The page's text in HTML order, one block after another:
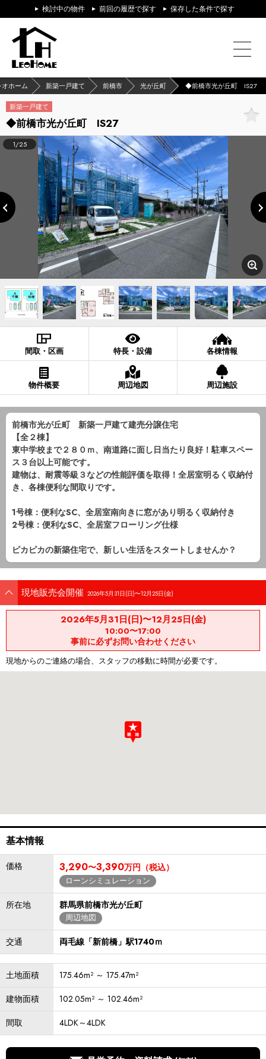
検討中の物件 前回の履歴で探す 保存した条件で探す
ホーム 新築一戸建て 前橋市 光が丘町 ◆前橋市光が丘町 IS27
新築一戸建て
◆前橋市光が丘町 IS27
1/25
間取・区画 特長・設備 各棟情報
物件概要 周辺地図 周辺施設
前橋市光が丘町 新築一戸建て建売分譲住宅
【全２棟】
東中学校まで２８０ｍ、南道路に面し日当たり良好！駐車スペー
ス３台以上可能です。
建物は、耐震等級３などの性能評価を取得！全居室明るく収納付
き、各棟便利な間取りです。
1号棟：便利なSC、全居室南向きに窓があり明るく収納付き
2号棟：便利なSC、全居室フローリング仕様
ピカピカの新築住宅で、新しい生活をスタートしませんか？
現地販売会開催 2026年5月31日(日)〜12月25日(金)
2026年5月31日(日)〜12月25日(金)
10:00〜17:00
事前に必ずお問い合わせください
現地からのご連絡の場合、スタッフの移動に時間が必要です。
基本情報
価格 3,290〜3,390万円（税込）
ローンシミュレーション
所在地 群馬県前橋市光が丘町
周辺地図
交通 両毛線「新前橋」駅1740ｍ
土地面積
175.46m² ～ 175.47m²
建物面積
102.05m² ～ 102.46m²
間取
4LDK～4LDK